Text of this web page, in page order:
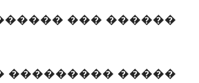
��� ������
��������� �����